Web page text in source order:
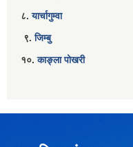
८.यार्चागुम्वा
९.जिम्बु
१०.काङ्ला पोखरी